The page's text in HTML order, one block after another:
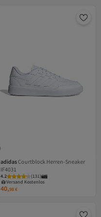
adidasCourtblock Herren-Sneaker
IF4031
4.2 (131)
Versand Kostenlos
Gratis Versand
Versand Kostenlos
40,98€